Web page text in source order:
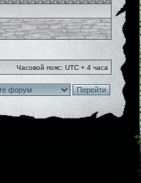
Часовой пояс: UTC + 4 часа